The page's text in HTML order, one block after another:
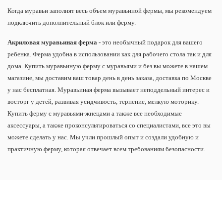
Когда муравьи заполнят весь объем муравьиной фермы, мы рекомендуем
подключить дополнительный блок или ферму.
Акриловая муравьиная ферма - это необычный подарок для вашего
ребенка. Ферма удобна в использовании как для рабочего стола так и для
дома. Купить муравьиную ферму с муравьями и без вы можете в нашем
магазине, мы доставим ваш товар день в день заказа, доставка по Москве
у нас бесплатная. Муравьиная ферма вызывает неподдельный интерес и
восторг у детей, развивая усидчивость, терпение, мелкую моторику.
Купить ферму с муравьями-жнецами а также все необходимые
аксессуары, а также проконсультироваться со специалистами, все это вы
можете сделать у нас. Мы учли прошлый опыт и создали удобную и
практичную ферму, которая отвечает всем требованиям безопасности.